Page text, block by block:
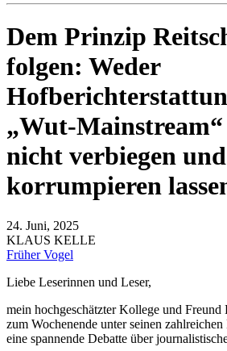
Dem Prinzip
folgen: Weder
„Wut-
nicht verbiegen und
korrumpieren
24. Juni, 2025
KLAUS KELLE
Früher Vogel
Liebe Leserinnen und Leser,
mein hochgeschätzter Kollege und Freund
zum Wochenende unter seinen
eine spannende Debatte über